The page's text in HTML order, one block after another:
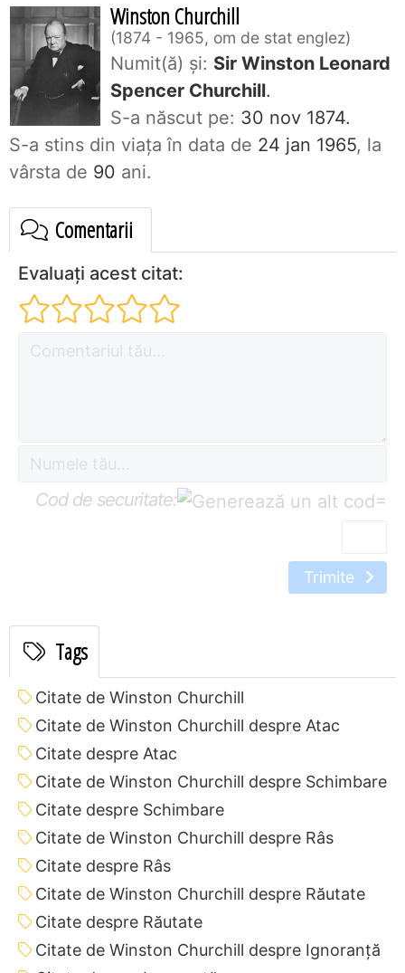
Winston Churchill
1874 - 1965, om de stat englez
Numit(ă) și: Sir Winston Leonard
Spencer Churchill.
S-a născut pe: 30 nov 1874.
S-a stins din viaţa în data de 24 jan 1965, la
vârsta de 90 ani.
Comentarii
Evaluați acest citat:
Cod de securitate: =
Trimite
Tags
Citate de Winston Churchill
Citate de Winston Churchill despre Atac
Citate despre Atac
Citate de Winston Churchill despre Schimbare
Citate despre Schimbare
Citate de Winston Churchill despre Râs
Citate despre Râs
Citate de Winston Churchill despre Răutate
Citate despre Răutate
Citate de Winston Churchill despre Ignoranță